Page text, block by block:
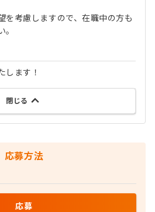
を考慮しますので、在職中の方も
。
します！
閉じる
応募方法
応募